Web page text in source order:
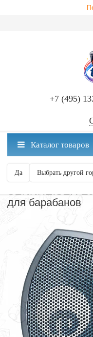
+7 (495)
Санкт-Петербург ваш
Да Выбрать другой
Каталог товаров
МИКРОФОНЫ
SENNHEISER
для барабанов